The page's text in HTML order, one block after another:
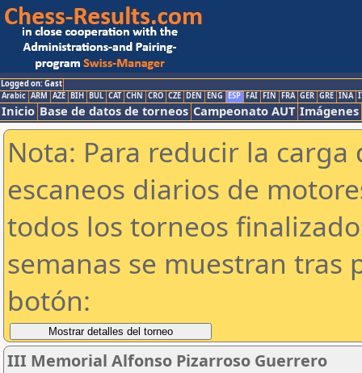
Logged on: Gast
Arabic ARM AZE BIH BUL CAT CHN CRO CZE DEN ENG ESP FAI FIN FRA GER GRE INA
Inicio Base de datos de torneos Campeonato AUT Imágenes
Nota: Para reducir la
escaneos diarios de
todos los torneos
semanas se muestran tras
botón:
III Memorial Alfonso Pizarroso Guerrero